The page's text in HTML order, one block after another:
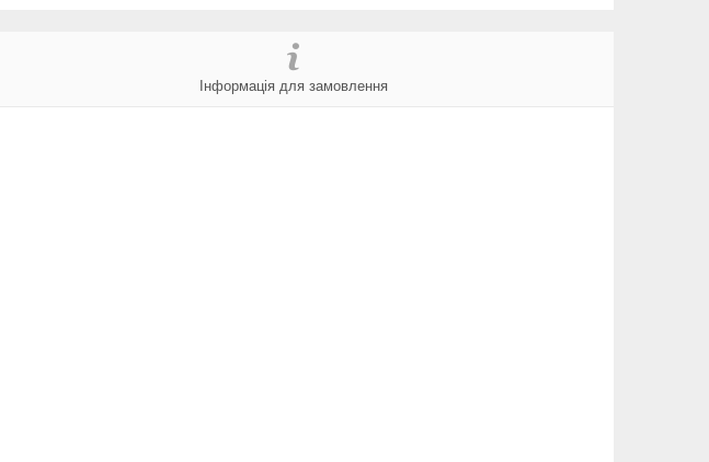
Інформація для замовлення